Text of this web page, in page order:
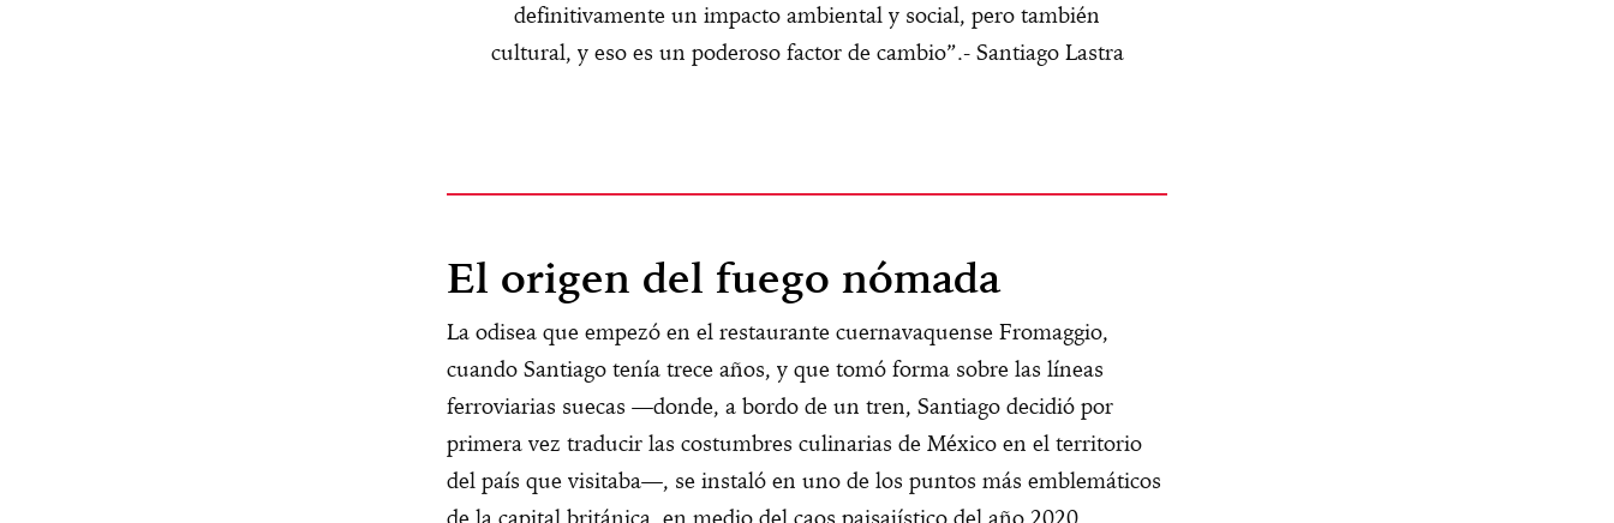
definitivamente un impacto ambiental y social, pero también
cultural, y eso es un poderoso factor de cambio”.- Santiago Lastra
El origen del fuego nómada
La odisea que empezó en el restaurante cuernavaquense Fromaggio,
cuando Santiago tenía trece años, y que tomó forma sobre las líneas
ferroviarias suecas —donde, a bordo de un tren, Santiago decidió por
primera vez traducir las costumbres culinarias de México en el territorio
del país que visitaba—, se instaló en uno de los puntos más emblemáticos